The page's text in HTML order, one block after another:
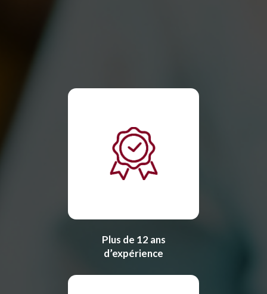
Plus de 12 ans
d’expérience